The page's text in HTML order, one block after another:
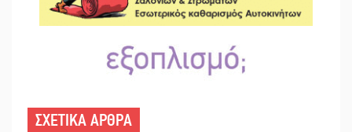
ΣΧΕΤΙΚΑ ΑΡΘΡΑ